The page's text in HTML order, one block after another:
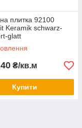
плитка 92100
Keramik schwarz-
glatt
₴/кв.м
Купити